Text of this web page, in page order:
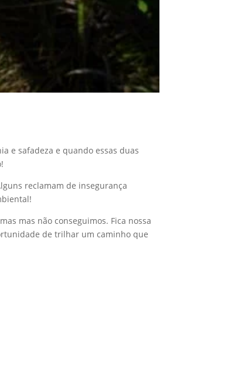
e safadeza e quando essas duas
reclamam de insegurança
mas não conseguimos. Fica nossa
de trilhar um caminho que